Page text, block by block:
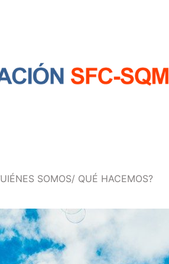
SOMOS/ QUÉ HACEMOS?
SOMOS/ QUÉ HACEMOS?